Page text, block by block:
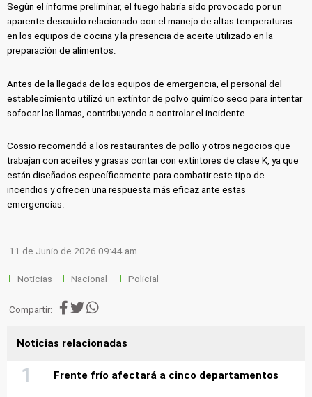
Según el informe preliminar, el fuego habría sido provocado por un
aparente descuido relacionado con el manejo de altas temperaturas
en los equipos de cocina y la presencia de aceite utilizado en la
preparación de alimentos.
Antes de la llegada de los equipos de emergencia, el personal del
establecimiento utilizó un extintor de polvo químico seco para intentar
sofocar las llamas, contribuyendo a controlar el incidente.
Cossio recomendó a los restaurantes de pollo y otros negocios que
trabajan con aceites y grasas contar con extintores de clase K, ya que
están diseñados específicamente para combatir este tipo de
incendios y ofrecen una respuesta más eficaz ante estas
emergencias.
11 de Junio de 2026 09:44 am
Noticias Nacional Policial
Compartir:
Noticias relacionadas
Frente frío afectará a cinco departamentos